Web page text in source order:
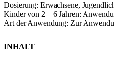
Dosierung: Erwachsene,
Kinder von 2 – 6 Jahren:
Art der Anwendung: Zur
INHALT